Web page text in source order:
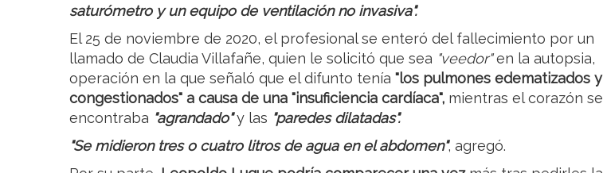
saturómetro y un equipo de ventilación no invasiva".
El 25 de noviembre de 2020, el profesional se enteró del fallecimiento por un
llamado de Claudia Villafañe, quien le solicitó que sea "veedor"en la autopsia,
operación en la que señaló que el difunto tenía "los pulmones edematizados y
congestionados" a causa de una "insuficiencia cardíaca", mientras el corazón se
encontraba "agrandado"y las "paredes dilatadas".
"Se midieron tres o cuatro litros de agua en el abdomen", agregó.